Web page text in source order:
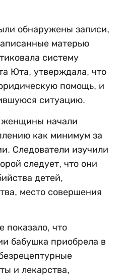
обнаружены записи,
матерью
систему
Юта, утверждала, что
помощь, и
ситуацию.
начали
как минимум за
Следователи изучили
следует, что они
детей,
место совершения
показало, что
бабушка приобрела в
и лекарства,